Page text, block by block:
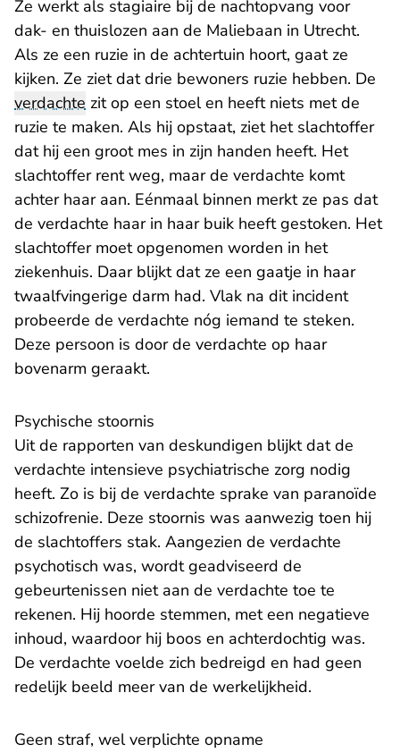
Ze werkt als stagiaire bij de nachtopvang voor
dak- en thuislozen aan de Maliebaan in Utrecht.
Als ze een ruzie in de achtertuin hoort, gaat ze
kijken. Ze ziet dat drie bewoners ruzie hebben. De
verdachte zit op een stoel en heeft niets met de
ruzie te maken. Als hij opstaat, ziet het slachtoffer
dat hij een groot mes in zijn handen heeft. Het
slachtoffer rent weg, maar de verdachte komt
achter haar aan. Eénmaal binnen merkt ze pas dat
de verdachte haar in haar buik heeft gestoken. Het
slachtoffer moet opgenomen worden in het
ziekenhuis. Daar blijkt dat ze een gaatje in haar
twaalfvingerige darm had. Vlak na dit incident
probeerde de verdachte nóg iemand te steken.
Deze persoon is door de verdachte op haar
bovenarm geraakt.
Psychische stoornis
Uit de rapporten van deskundigen blijkt dat de
verdachte intensieve psychiatrische zorg nodig
heeft. Zo is bij de verdachte sprake van paranoïde
schizofrenie. Deze stoornis was aanwezig toen hij
de slachtoffers stak. Aangezien de verdachte
psychotisch was, wordt geadviseerd de
gebeurtenissen niet aan de verdachte toe te
rekenen. Hij hoorde stemmen, met een negatieve
inhoud, waardoor hij boos en achterdochtig was.
De verdachte voelde zich bedreigd en had geen
redelijk beeld meer van de werkelijkheid.
Geen straf, wel verplichte opname